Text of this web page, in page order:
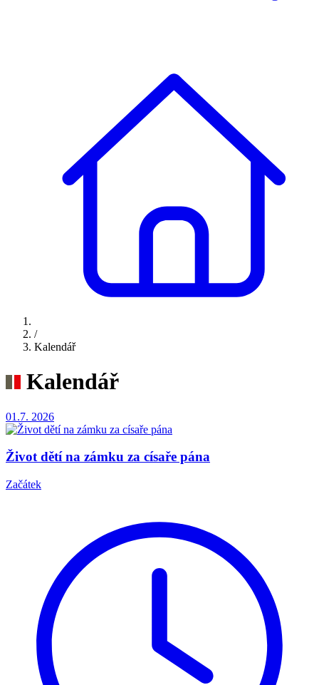
/
Kalendář
Kalendář
01.7. 2026
Život dětí na zámku za císaře pána
Začátek